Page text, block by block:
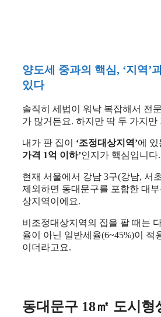
양도세 중과의 핵심, ‘지역’
있다
솔직히 세법이 워낙 복잡해서 전
가 많거든요. 하지만 딱 두 가지만
내가 판 집이 ‘조정대상지역’에 있
가격 1억 이하’인지가 핵심입니다.
현재 서울에서 강남 3구(강남, 서
제외하면 동대문구를 포함한 대
상지역이에요.
비조정대상지역의 집을 팔 때는
율이 아닌 일반세율(6~45%)이 적
이더라고요.
동대문구 18㎡ 도시형